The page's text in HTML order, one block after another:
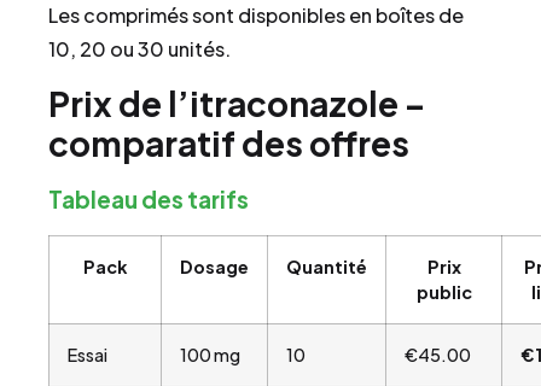
Les comprimés sont disponibles en boîtes de
10, 20 ou 30 unités.
Prix de l’itraconazole –
comparatif des offres
Tableau des tarifs
Pack Dosage Quantité
Prix
public
Essai 100 mg 10 €45.00